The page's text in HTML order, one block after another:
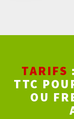
TARIFS
TTC
OU